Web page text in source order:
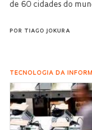
de 60 cidades do
POR TIAGO JOKURA
TECNOLOGIA DA